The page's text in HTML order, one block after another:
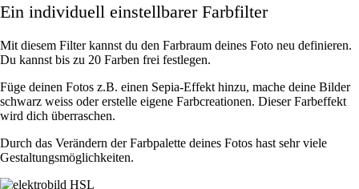
Ein individuell einstellbarer Farbfilter
Mit diesem Filter kannst du den Farbraum deines Foto neu definieren.
Du kannst bis zu 20 Farben frei festlegen.
Füge deinen Fotos z.B. einen Sepia-Effekt hinzu, mache deine Bilder
schwarz weiss oder erstelle eigene Farbcreationen. Dieser Farbeffekt
wird dich überraschen.
Durch das Verändern der Farbpalette deines Fotos hast sehr viele
Gestaltungsmöglichkeiten.